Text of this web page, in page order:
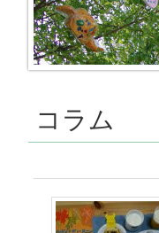
コラム